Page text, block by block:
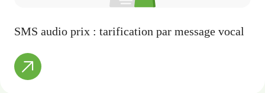
SMS audio prix : tarification par message vocal